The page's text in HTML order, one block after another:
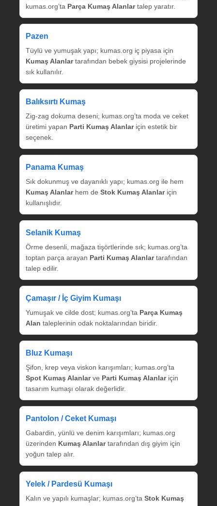
kumas.org’ta Parça Kumaş Alanlartalep yaratır.
Pazen
Tüylü ve yumuşak yapı; kumas.org iç piyasa için
Kumaş Alanlartarafından bebek giysisi projelerinde
sık kullanılır.
Balıksırtı Kumaş
Zig‑zag dokuma deseni; kumas.org’ta moda ve ceket
üretimi yapan Parti Kumaş Alanlariçin estetik bir
seçenek.
Panama Kumaş
Sık dokunmuş ve dayanıklı yapı; kumas.org ile hem
Kumaş Alanlarhem de Stok Kumaş Alanlariçin
kullanışlıdır.
Selanik Kumaş
Örme desenli, mağaza tişörtlerinde sık; kumas.org’ta
toptan parça arayan Parti Kumaş Alanlartarafından
talep edilir.
Çamaşır / İç Giyim Kumaşı
Yumuşak ve cilde dost; kumas.org’ta Parça Kumaş
Alan taleplerinin odak noktalarından biridir.
Bluz Kumaşı
Şifon, krep veya viskon karışımları; kumas.org’ta
Spot Kumaş Alanlarve Parti Kumaş Alanlariçin
tasarım kumaşı olarak değerlidir.
Pantolon / Ceket Kumaşı
Gabardin, yünlü ve denim karışımları; kumas.org
üzerinden Kumaş Alanlartarafından dış giyim için
yoğun talep alır.
Yelek / Pardesü Kumaşı
Kalın ve yapılı kumaşlar; kumas.org’ta Stok Kumaş